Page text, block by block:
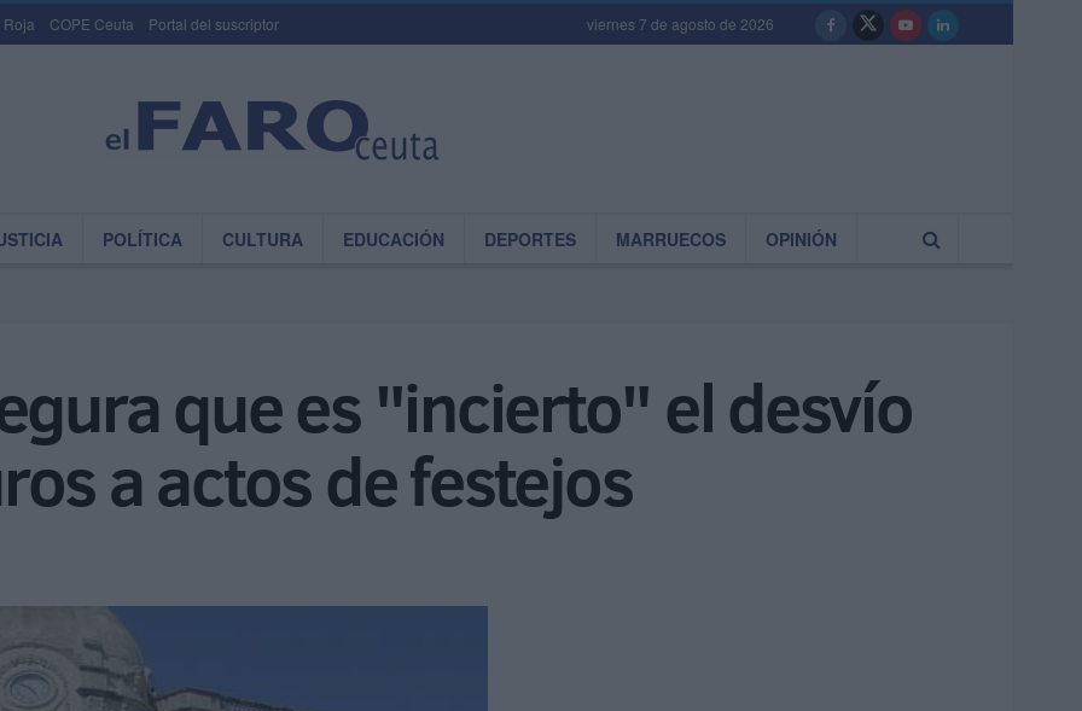
Roja COPE Ceuta Portal del suscriptor viernes 7 de agosto de 2026
POLÍTICA CULTURA EDUCACIÓN DEPORTES MARRUECOS OPINIÓN
que es "incierto" el desvío
a actos de festejos